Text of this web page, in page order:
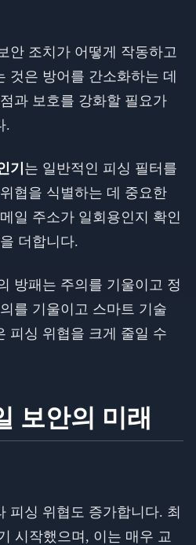
안 조치가 어떻게 작동하고
것은 방어를 간소화하는 데
과 보호를 강화할 필요가
.
기 는 일반적인 피싱 필터를
협을 식별하는 데 중요한
일 주소가 일회용인지 확인
더합니다.
방패는 주의를 기울이고 정
를 기울이고 스마트 기술
피싱 위협을 크게 줄일 수
보안의 미래
피싱 위협도 증가합니다. 최
시작했으며, 이는 매우 교